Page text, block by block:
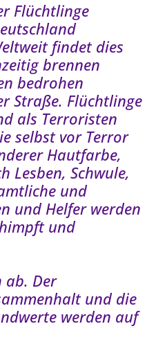
Flüchtlinge
findet dies
brennen
bedrohen
Straße. Flüchtlinge
als Terroristen
selbst vor Terror
Hautfarbe,
Lesben, Schwule,
und
und Helfer werden
und
ab. Der
und die
werden auf